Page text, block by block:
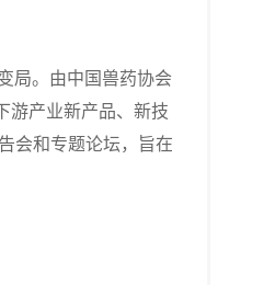
局。由中国兽药协会
游产业新产品、新技
会和专题论坛，旨在